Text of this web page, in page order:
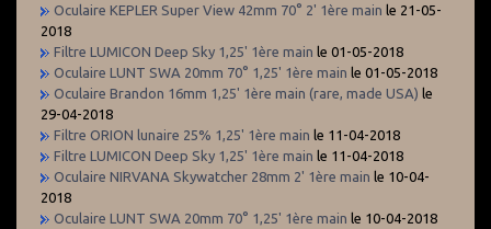
Oculaire KEPLER Super View 42mm 70° 2' 1ère main le 21-05-
2018
Filtre LUMICON Deep Sky 1,25' 1ère main le 01-05-2018
Oculaire LUNT SWA 20mm 70° 1,25' 1ère main le 01-05-2018
Oculaire Brandon 16mm 1,25' 1ère main (rare, made USA) le
29-04-2018
Filtre ORION lunaire 25% 1,25' 1ère main le 11-04-2018
Filtre LUMICON Deep Sky 1,25' 1ère main le 11-04-2018
Oculaire NIRVANA Skywatcher 28mm 2' 1ère main le 10-04-
2018
Oculaire LUNT SWA 20mm 70° 1,25' 1ère main le 10-04-2018